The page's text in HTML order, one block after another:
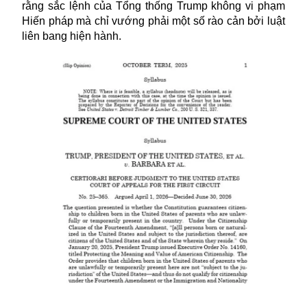
rằng sắc lệnh của Tổng thống Trump không vi phạm
Hiến pháp mà chỉ vướng phải một số rào cản bởi luật
liên bang hiện hành.